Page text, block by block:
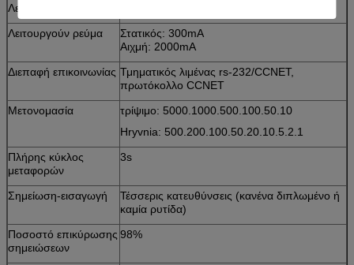
Λειτουργούσα τάση
Λειτουργούν ρεύμα
Στατικός: 300mA
Αιχμή: 2000mA
Διεπαφή επικοινωνίας Τμηματικός λιμένας rs-232/CCNET,
πρωτόκολλο CCNET
Μετονομασία
τρίψιμο: 5000.1000.500.100.50.10
Hryvnia: 500.200.100.50.20.10.5.2.1
Πλήρης κύκλος
μεταφορών
3s
Σημείωση-εισαγωγή
Τέσσερις κατευθύνσεις (κανένα διπλωμένο ή
καμία ρυτίδα)
Ποσοστό επικύρωσης
σημειώσεων
98%